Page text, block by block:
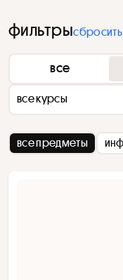
фильтрысбросить
все
все курсы
все предметы